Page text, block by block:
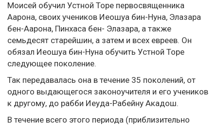
Моисей обучил Устной Торе первосвященника
Аарона, своих учеников Иеошуа бин-Нуна, Элазара
бен-Аарона, Пинхаса бен- Элазара, а также
семьдесят старейшин, а затем и всех евреев. Он
обязал Иеошуа бин-Нуна обучить Устной Торе
следующее поколение.
Так передавалась она в течение 35 поколений, от
одного выдающегося законоучителя и его учеников
к другому, до рабби Иеуда-Рабейну Акадош.
В течение всего этого периода (приблизительно